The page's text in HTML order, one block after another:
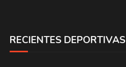
RECIENTES DEPORTIVAS